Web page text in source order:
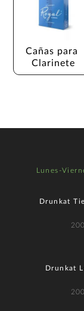
Cañas para
Clarinete
Lunes-
Drunkat
Drunkat